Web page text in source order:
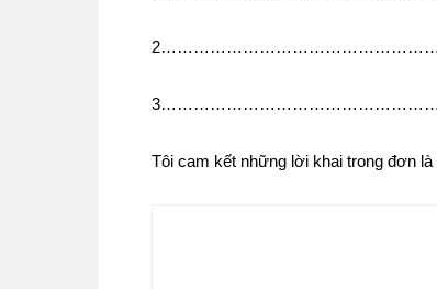
Tôi cam kết những lời khai trong đơn